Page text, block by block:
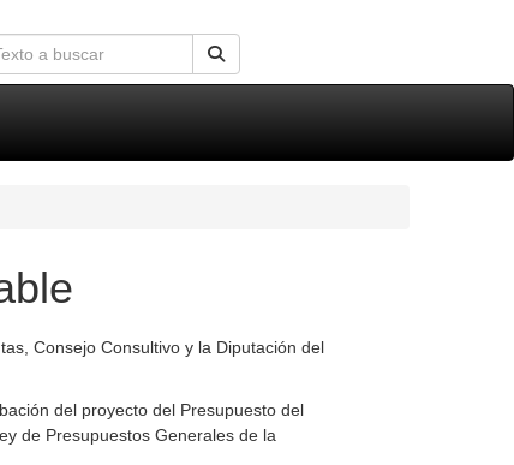
Consejo Consultivo y la Diputación del
del proyecto del Presupuesto del
de Presupuestos Generales de la